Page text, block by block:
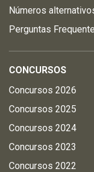
Números
Perguntas
CONCURSOS
Concursos 2026
Concursos 2025
Concursos 2024
Concursos 2023
Concursos 2022